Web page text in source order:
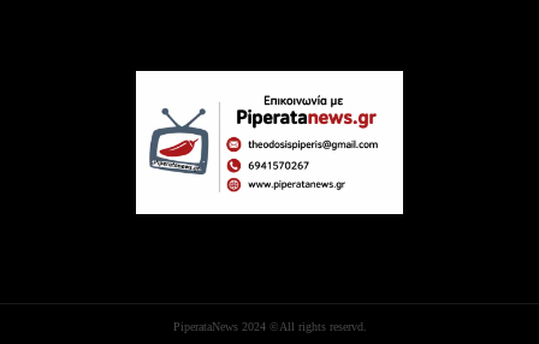
PiperataNews 2024 ©All rights reservd.